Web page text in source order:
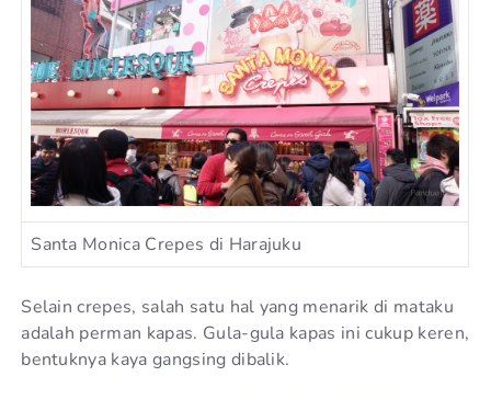
Santa Monica Crepes di Harajuku
Selain crepes, salah satu hal yang menarik di mataku
adalah perman kapas. Gula-gula kapas ini cukup keren,
bentuknya kaya gangsing dibalik.